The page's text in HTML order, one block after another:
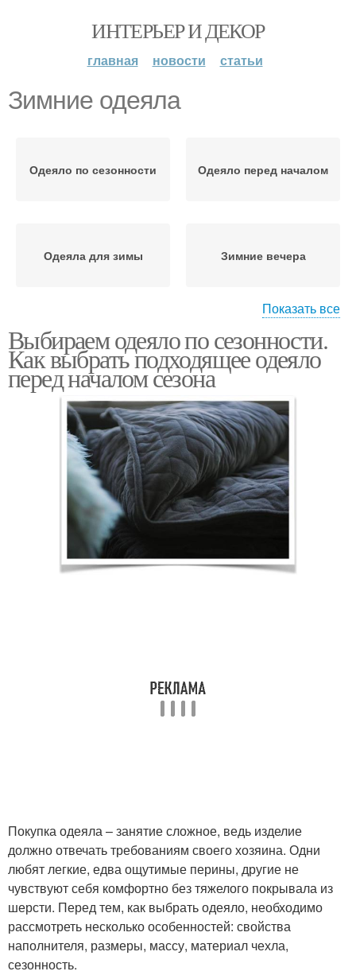
ИНТЕРЬЕР И ДЕКОР
главная новости статьи
Зимние одеяла
Одеяло по сезонности Одеяло перед началом
Одеяла для зимы Зимние вечера
Пуховые одеяла Шерстяные одеяла
Ватные одеяла Бамбуковое одеяло
Современные одеяла Тяжелое одеяло
Одеяло из бамбука
Одеяло из
холлофайбера
Всесезонные одеяла Одеяла в украине
Показать все
Выбираем одеяло по сезонности.
Как выбрать подходящее одеяло
перед началом сезона
Покупка одеяла – занятие сложное, ведь изделие
должно отвечать требованиям своего хозяина. Одни
любят легкие, едва ощутимые перины, другие не
чувствуют себя комфортно без тяжелого покрывала из
шерсти. Перед тем, как выбрать одеяло, необходимо
рассмотреть несколько особенностей: свойства
наполнителя, размеры, массу, материал чехла,
сезонность.